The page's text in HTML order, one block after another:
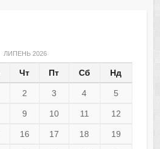
ЛИПЕНЬ 2026
Чт Пт Сб Нд
2 3 4 5
9 10 11 12
16 17 18 19